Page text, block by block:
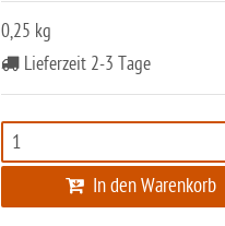
0,25 kg
Lieferzeit 2-3 Tage
In den Warenkorb